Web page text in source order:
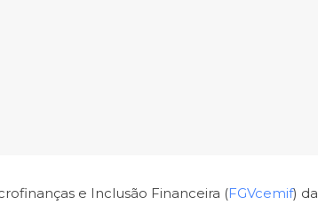
e Inclusão Financeira (FGVcemif) da